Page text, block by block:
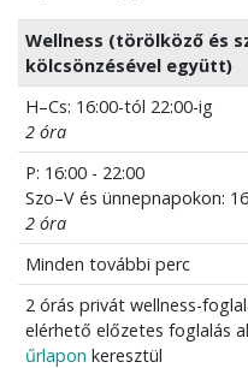
Wellness (törölköző és
kölcsönzésével együtt)
H–Cs: 16:00-tól 22:00-ig
2 óra
P: 16:00 - 22:00
Szo–V és ünnepnapokon:
2 óra
Minden további perc
2 órás privát wellness-
elérhető előzetes foglalás
űrlapon keresztül